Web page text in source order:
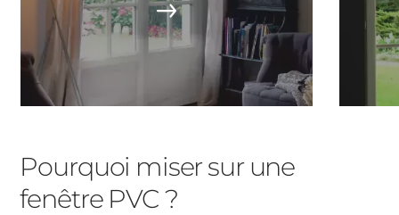
Pourquoi miser sur une
fenêtre PVC ?